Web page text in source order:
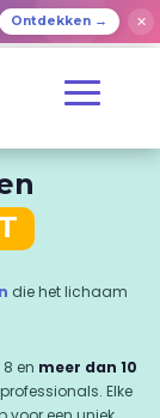
Ontdekken → ✕
die het lichaam
en meer dan 10
Elke